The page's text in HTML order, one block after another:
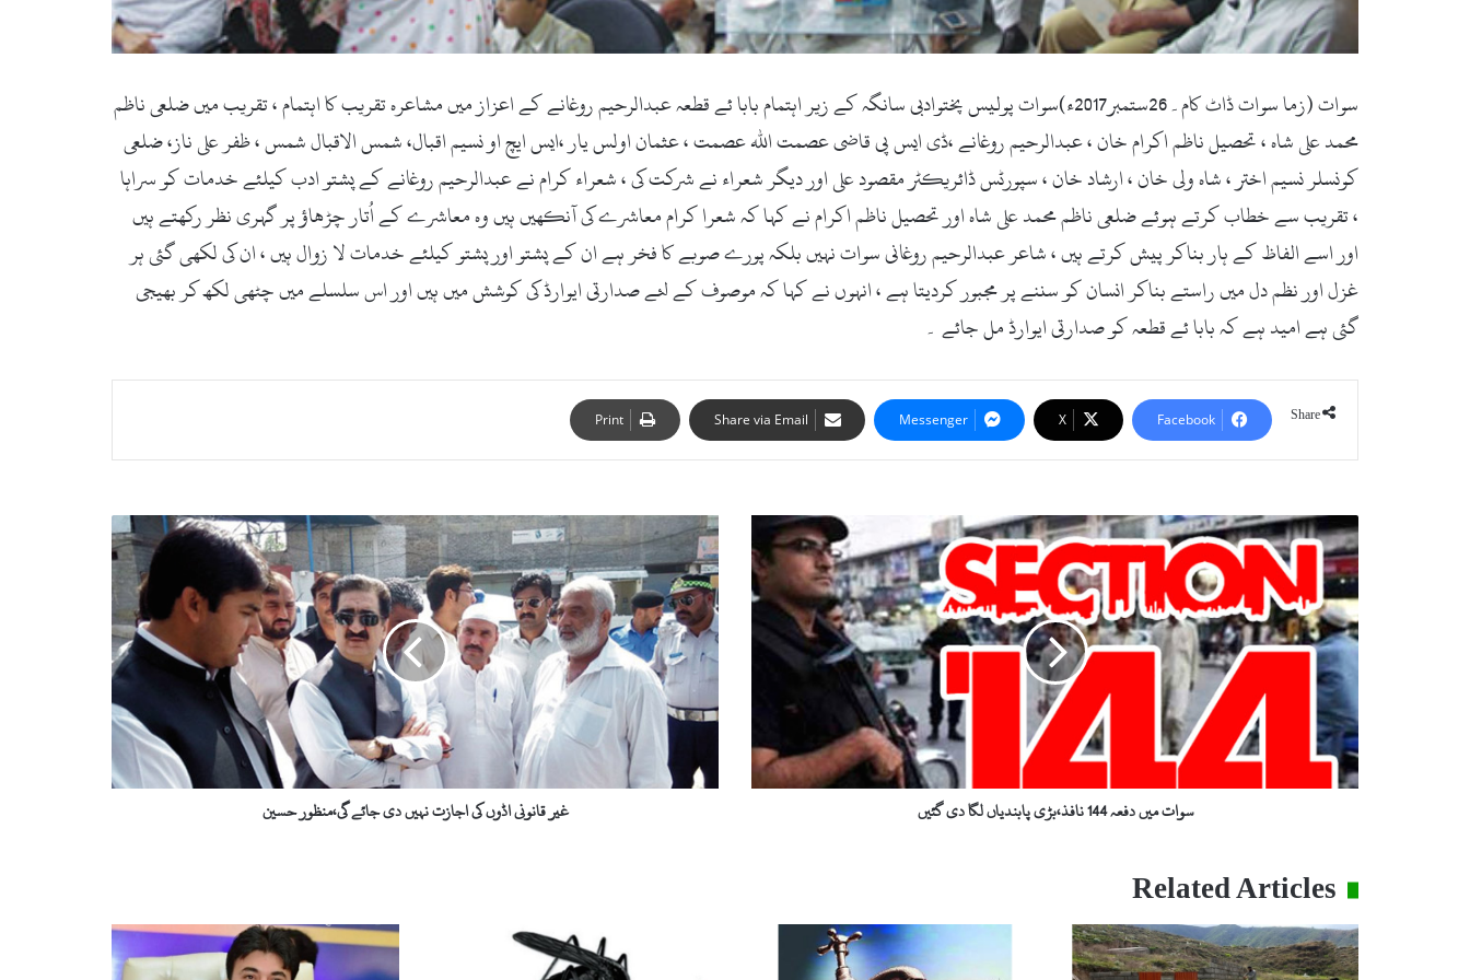
سوات (زما سوات ڈاٹ کام۔26ستمبر2017ء)سوات پولیس پختوادبی سانگہ کے زیر اہتمام بابا ئے قطعہ عبدالرحیم روغانے کے اعزاز میں مشاعرہ تقریب کا اہتمام ، تقریب میں ضلعی ناظم
محمد علی شاہ ، تحصیل ناظم اکرام خان ، عبدالرحیم روغانے ،ڈی ایس پی قاضی عصمت اللہ عصمت ، عثمان اولس یار ،ایس ایچ او نسیم اقبال، شمس الاقبال شمس ، ظفر علی ناز، ضلعی
کونسلر نسیم اختر ، شاہ ولی خان ، ارشاد خان ، سپورٹس ڈائریکٹر مقصود علی اور دیگر شعراء نے شرکت کی ، شعراء کرام نے عبدالرحیم روغانے کے پشتو ادب کیلئے خدمات کو سراہا
، تقریب سے خطاب کرتے ہوئے ضلعی ناظم محمد علی شاہ اور تحصیل ناظم اکرام نے کہا کہ شعرا کرام معاشرے کی آنکھیں ہیں وہ معاشرے کے اُتار چڑھاؤ پر گہری نظر رکھتے ہیں
اور اسے الفاظ کے ہار بناکر پیش کرتے ہیں ، شاعر عبدالرحیم روغانی سوات نہیں بلکہ پورے صوبے کا فخر ہے ان کے پشتو اور پشتو کیلئے خدمات لا زوال ہیں ، ان کی لکھی گئی ہر
غزل اور نظم دل میں راستے بناکر انسان کو سننے پر مجبور کردیتا ہے ، انہوں نے کہا کہ موصوف کے لئے صدارتی ایوارڈ کی کوشش میں ہیں اور اس سلسلے میں چٹھی لکھ کر بھیجی
گئی ہے امید ہے کہ بابا ئے قطعہ کو صدارتی ایوارڈ مل جائے ۔
Share
Facebook
X
Messenger
Share via Email
Print
س
و
ا
ت
م
ی
ں
د
ف
ع
ہ
1
ف
ذ
،
ب
سوات میں دفعہ 144 نافذ،بڑی پابندیاں لگا دی گئیں
غ
ی
ر
ق
ا
ن
و
ی
ا
و
غیر قانونی اڈوں کی اجازت نہیں دی جائے گی،منظور حسین
Related Articles